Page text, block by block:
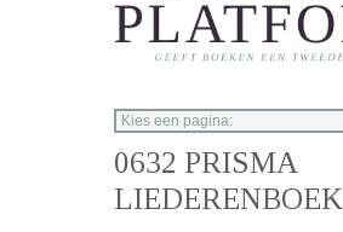
0632 PRISMA
LIEDERENBOEK